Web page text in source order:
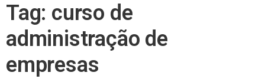
Tag: curso de
administração de
empresas